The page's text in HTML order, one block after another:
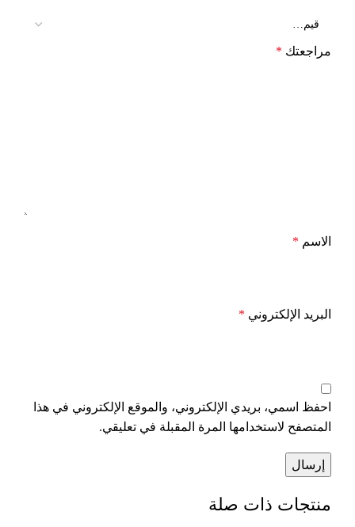
مراجعتك *
الاسم *
البريد الإلكتروني *
احفظ اسمي، بريدي الإلكتروني، والموقع الإلكتروني في هذا
المتصفح لاستخدامها المرة المقبلة في تعليقي.
منتجات ذات صلة